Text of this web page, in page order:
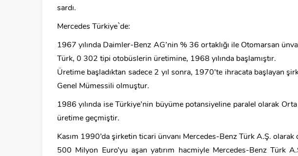
sardı.
Mercedes Türkiye`de:
1967 yılında Daimler-Benz AG’nin % 36 ortaklığı ile Otomarsan
Türk, 0 302 tipi otobüslerin üretimine, 1968 yılında başlamıştır.
Üretime başladıktan sadece 2 yıl sonra, 1970’te ihracata başlayan
Genel Mümessili olmuştur.
1986 yılında ise Türkiye’nin büyüme potansiyeline paralel olarak
üretime geçmiştir.
Kasım 1990’da şirketin ticari ünvanı Mercedes-Benz Türk A.Ş. olarak
500 Milyon Euro’yu aşan yatırım hacmiyle Mercedes-Benz Türk